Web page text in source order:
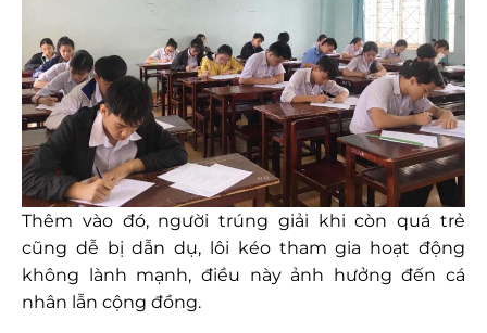
Thêm vào đó, người trúng giải khi còn quá trẻ
cũng dễ bị dẫn dụ, lôi kéo tham gia hoạt động
không lành mạnh, điều này ảnh hưởng đến cá
nhân lẫn cộng đồng.